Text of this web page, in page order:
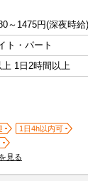
ト・パート
1日2時間以上
1日4h以内可
見る